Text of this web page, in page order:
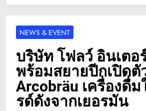
NEWS & EVENT
บริษัท โฟลว์ อินเตอ
พร้อมสยายปีกเปิดตั
Arcobräu เครื่องดื่
รด์ดังจากเยอรมัน